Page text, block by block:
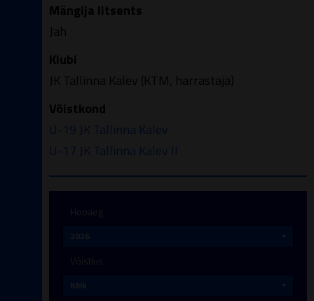
Mängija litsents
Jah
Klubi
JK Tallinna Kalev (KTM, harrastaja)
Võistkond
U-19 JK Tallinna Kalev
U-17 JK Tallinna Kalev II
Hooaeg
Võistlus